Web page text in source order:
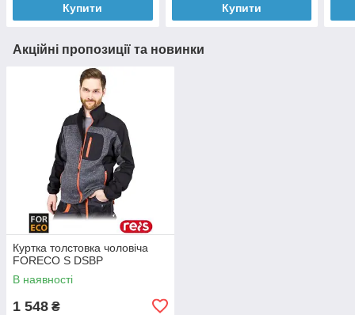
Купити Купити
Акційні пропозиції та новинки
Куртка толстовка чоловіча
FORECO S DSBP
В наявності
1 548 ₴